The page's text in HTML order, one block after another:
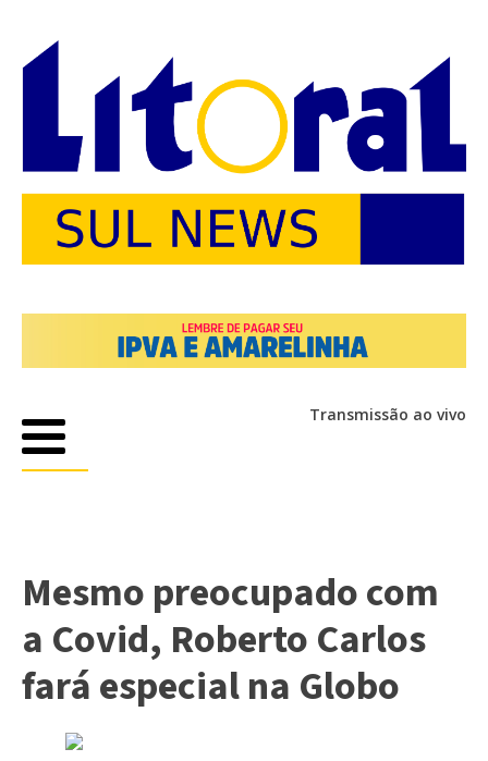
Transmissão ao vivo
Mesmo preocupado com
a Covid, Roberto Carlos
fará especial na Globo